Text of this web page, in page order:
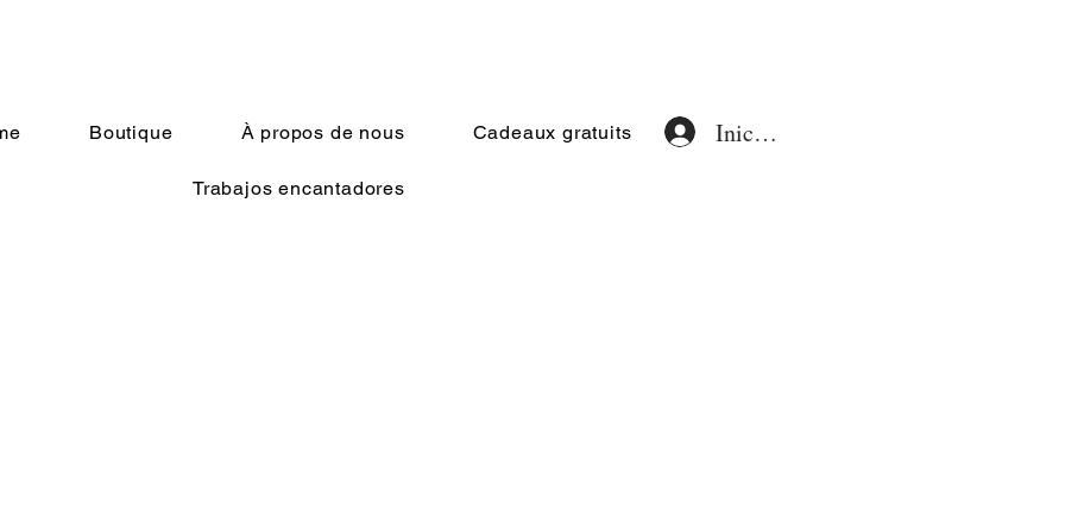
Boutique À propos de nous Cadeaux gratuits
Trabajos encantadores
Iniciar sesión